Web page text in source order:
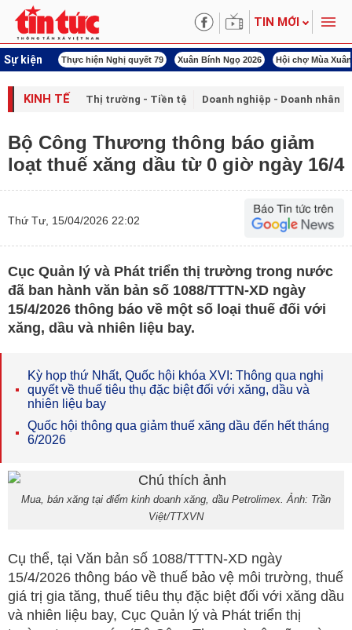
TIN MỚI
Sự kiện
quyết 80 Thực hiện Nghị quyết 79 Xuân Bính Ngọ 2026 Hội chợ Mùa
KINH TẾ Thị trường - Tiền tệ Doanh nghiệp - Doanh nhân
Bộ Công Thương thông báo giảm
loạt thuế xăng dầu từ 0 giờ ngày 16/4
Thứ Tư, 15/04/2026 22:02
Cục Quản lý và Phát triển thị trường trong nước
đã ban hành văn bản số 1088/TTTN-XD ngày
15/4/2026 thông báo về một số loại thuế đối với
xăng, dầu và nhiên liệu bay.
Kỳ họp thứ Nhất, Quốc hội khóa XVI: Thông qua nghị
quyết về thuế tiêu thụ đặc biệt đối với xăng, dầu và
nhiên liệu bay
Quốc hội thông qua giảm thuế xăng dầu đến hết tháng
6/2026
Mua, bán xăng tại điểm kinh doanh xăng, dầu Petrolimex. Ảnh: Trần
Việt/TTXVN
Cụ thể, tại Văn bản số 1088/TTTN-XD ngày
15/4/2026 thông báo về thuế bảo vệ môi trường, thuế
giá trị gia tăng, thuế tiêu thụ đặc biệt đối với xăng dầu
và nhiên liệu bay, Cục Quản lý và Phát triển thị